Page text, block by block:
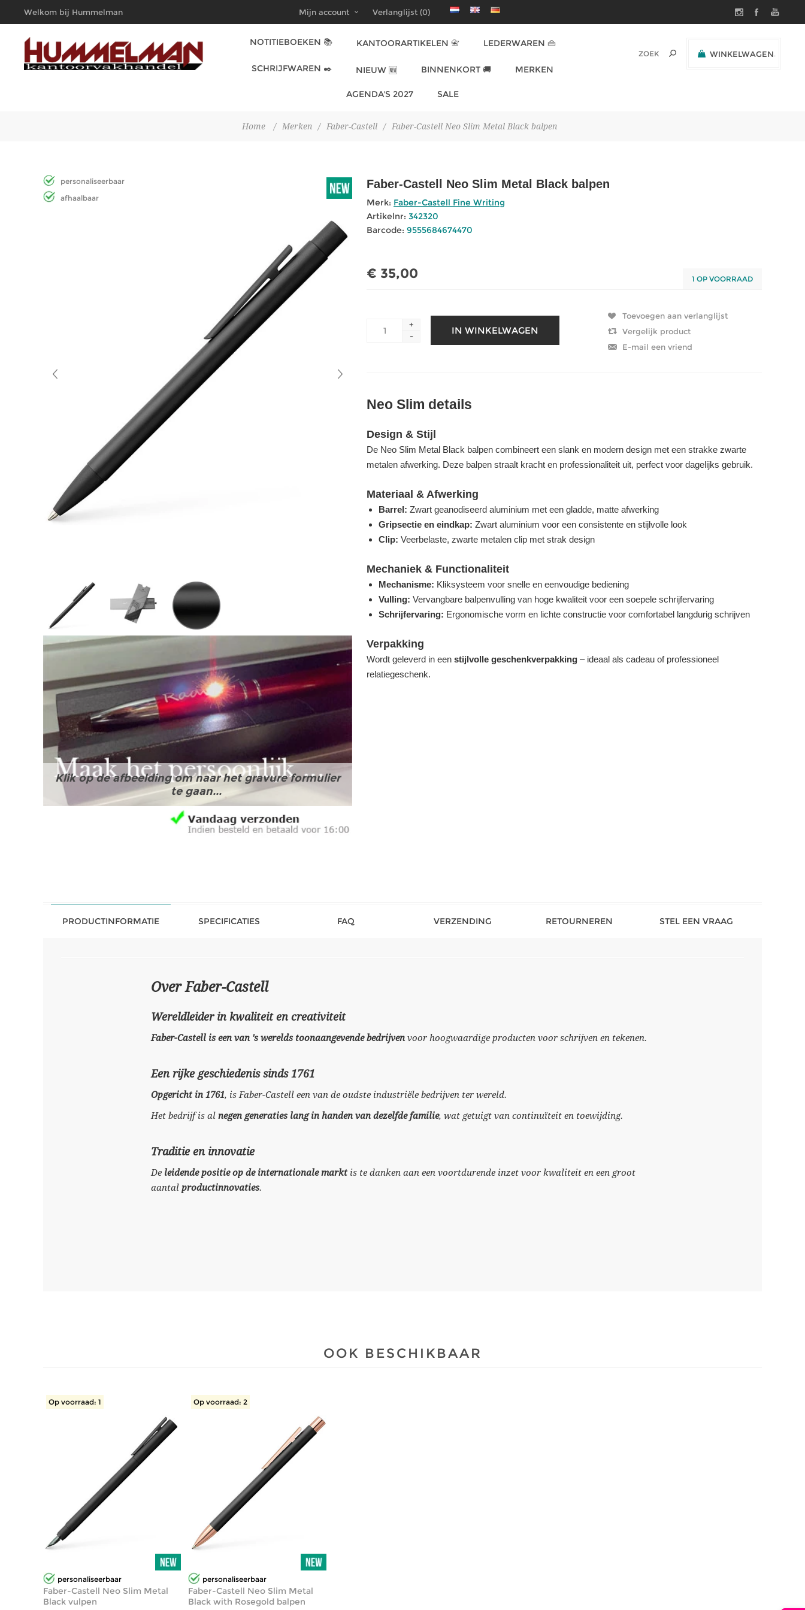
Welkom bij Hummelman
Kantoorvakhandel
Mijn account Verlanglijst (0)
WINKELWAGEN
NOTITIEBOEKEN 📚 KANTOORARTIKELEN 📇 LEDERWAREN 👜
SCHRIJFWAREN ✒️ NIEUW 🆕 BINNENKORT 🚚 MERKEN
AGENDA'S 2027 SALE
Home / Merken / Faber-Castell / Faber-Castell Neo Slim Metal Black balpen
personaliseerbaar
afhaalbaar
Klik op de afbeelding om naar het gravure formulier
te gaan...
Faber-Castell Neo Slim Metal Black balpen
Merk: Faber-Castell Fine Writing
Artikelnr: 342320
Barcode: 9555684674470
€ 35,00 1 OP VOORRAAD
+
-
Neo Slim details
Design & Stijl
De Neo Slim Metal Black balpen combineert een slank en modern design met een strakke zwarte
metalen afwerking. Deze balpen straalt kracht en professionaliteit uit, perfect voor dagelijks gebruik.
Materiaal & Afwerking
Barrel: Zwart geanodiseerd aluminium met een gladde, matte afwerking
Gripsectie en eindkap: Zwart aluminium voor een consistente en stijlvolle look
Clip: Veerbelaste, zwarte metalen clip met strak design
Mechaniek & Functionaliteit
Mechanisme: Kliksysteem voor snelle en eenvoudige bediening
Vulling: Vervangbare balpenvulling van hoge kwaliteit voor een soepele schrijfervaring
Schrijfervaring: Ergonomische vorm en lichte constructie voor comfortabel langdurig schrijven
Verpakking
Wordt geleverd in een stijlvolle geschenkverpakking – ideaal als cadeau of professioneel
relatiegeschenk.
PRODUCTINFORMATIE SPECIFICATIES FAQ VERZENDING RETOURNEREN STEL EEN VRAAG
Over Faber-Castell
Wereldleider in kwaliteit en creativiteit
Faber-Castell is een van 's werelds toonaangevende bedrijvenvoor hoogwaardige producten voor schrijven en tekenen.
Een rijke geschiedenis sinds 1761
Opgericht in 1761, is Faber-Castell een van de oudste industriële bedrijven ter wereld.
Het bedrijf is al negen generaties lang in handen van dezelfde familie, wat getuigt van continuïteit en toewijding.
Traditie en innovatie
De leidende positie op de internationale marktis te danken aan een voortdurende inzet voor kwaliteit en een groot
aantal productinnovaties.
OOK BESCHIKBAAR
personaliseerbaar
Op voorraad: 1
Faber-Castell Neo Slim Metal
Black vulpen
personaliseerbaar
Op voorraad: 2
Faber-Castell Neo Slim Metal
Black with Rosegold balpen